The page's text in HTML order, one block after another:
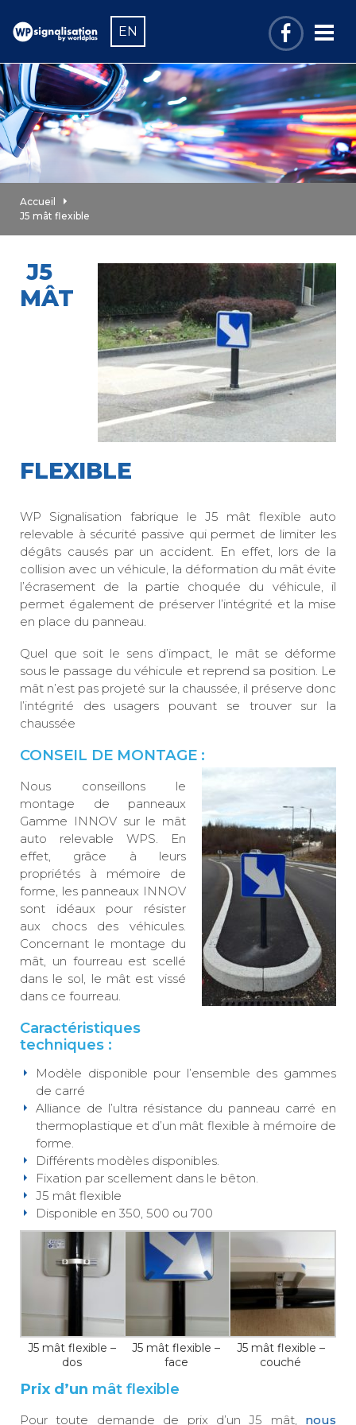
EN
Accueil
J5 mât flexible
J5
MÂT
FLEXIBLE
WP Signalisation fabrique le J5 mât flexible auto
relevable à sécurité passive qui permet de limiter les
dégâts causés par un accident. En effet, lors de la
collision avec un véhicule, la déformation du mât évite
l’écrasement de la partie choquée du véhicule, il
permet également de préserver l’intégrité et la mise
en place du panneau.
Quel que soit le sens d’impact, le mât se déforme
sous le passage du véhicule et reprend sa position. Le
mât n’est pas projeté sur la chaussée, il préserve donc
l’intégrité des usagers pouvant se trouver sur la
chaussée
CONSEIL DE MONTAGE :
Nous conseillons le
montage de panneaux
Gamme INNOV sur le mât
auto relevable WPS. En
effet, grâce à leurs
propriétés à mémoire de
forme, les panneaux INNOV
sont idéaux pour résister
aux chocs des véhicules.
Concernant le montage du
mât, un fourreau est scellé
dans le sol, le mât est vissé
dans ce fourreau.
Caractéristiques
techniques :
Modèle disponible pour l’ensemble des gammes
de carré
Alliance de l’ultra résistance du panneau carré en
thermoplastique et d’un mât flexible à mémoire de
forme.
Différents modèles disponibles.
Fixation par scellement dans le bêton.
J5 mât flexible
Disponible en 350, 500 ou 700
J5 mât flexible –
dos
J5 mât flexible –
face
J5 mât flexible –
couché
Prix d’un mât flexible
Pour toute demande de prix d’un J5 mât, nous